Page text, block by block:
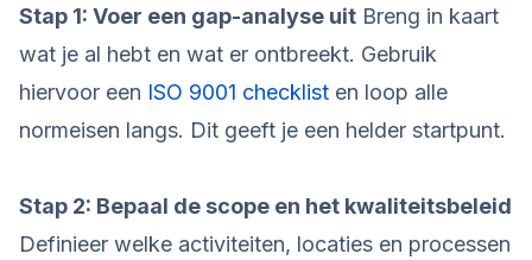
Stap 1: Voer een gap-analyse uit Breng in kaart
wat je al hebt en wat er ontbreekt. Gebruik
hiervoor een ISO 9001 checklist en loop alle
normeisen langs. Dit geeft je een helder startpunt.
Stap 2: Bepaal de scope en het kwaliteitsbeleid
Definieer welke activiteiten, locaties en processen